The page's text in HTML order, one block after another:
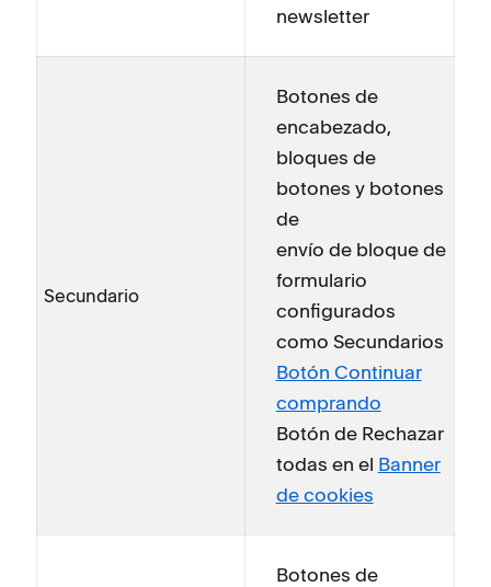
newsletter
Secundario
Botones de
encabezado,
bloques de
botones y botones
de
envío de bloque de
formulario
configurados
como Secundarios
Botón Continuar
comprando
Botón de Rechazar
todas en el Banner
de cookies
Botones de